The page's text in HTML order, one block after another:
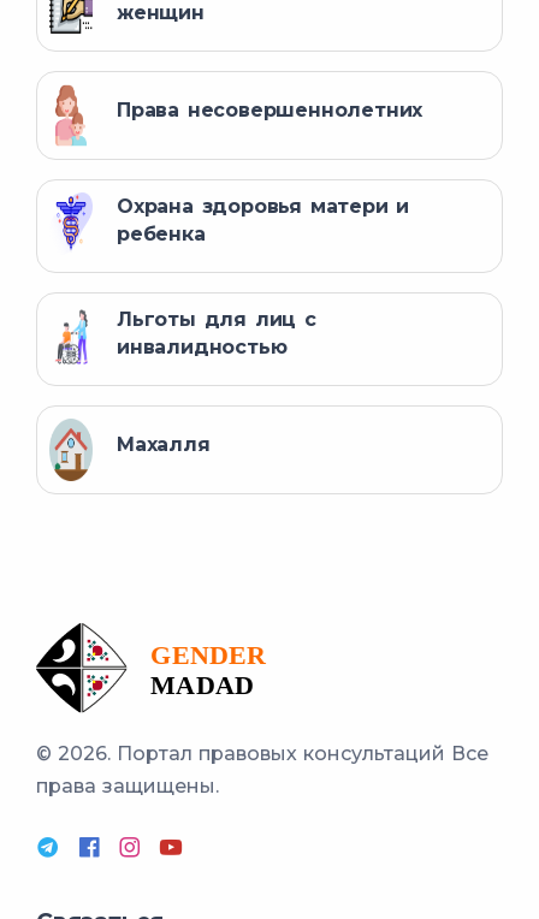
женщин
Права несовершеннолетних
Охрана здоровья матери и
ребенка
Льготы для лиц с
инвалидностью
Махалля
© 2026. Портал правовых консультаций Все
права защищены.